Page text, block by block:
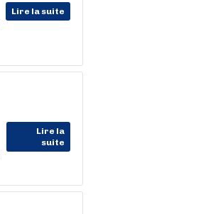
Lire la suite
Lire la
suite